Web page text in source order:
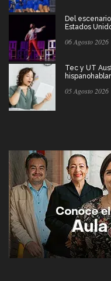
Del
Estados
06 Agosto 2026
Tec y UT
05 Agosto 2026